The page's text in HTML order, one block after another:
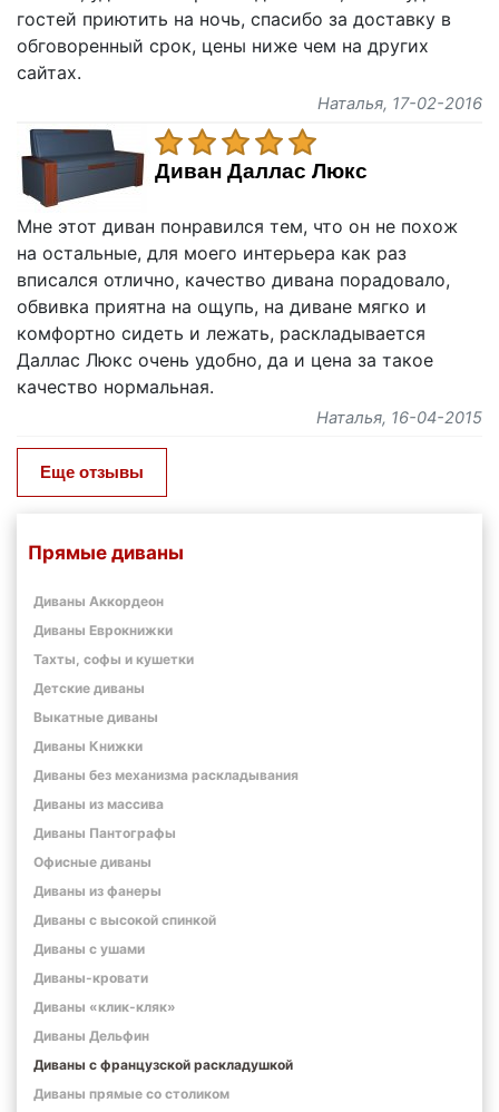
Прямые диваны
Диваны Аккордеон
Диваны Еврокнижки
Тахты, софы и кушетки
Детские диваны
Выкатные диваны
Диваны Книжки
Диваны без механизма раскладывания
Диваны из массива
Диваны Пантографы
Офисные диваны
Диваны из фанеры
Диваны с высокой спинкой
Диваны с ушами
Диваны-кровати
Диваны «клик-кляк»
Диваны Дельфин
Диваны с французской раскладушкой
Диваны прямые со столиком
гостей приютить на ночь, спасибо за доставку в
обговоренный срок, цены ниже чем на других
сайтах.
Наталья, 17-02-2016
Диван Даллас Люкс
Мне этот диван понравился тем, что он не похож
на остальные, для моего интерьера как раз
вписался отлично, качество дивана порадовало,
обвивка приятна на ощупь, на диване мягко и
комфортно сидеть и лежать, раскладывается
Даллас Люкс очень удобно, да и цена за такое
качество нормальная.
Наталья, 16-04-2015
Еще отзывы